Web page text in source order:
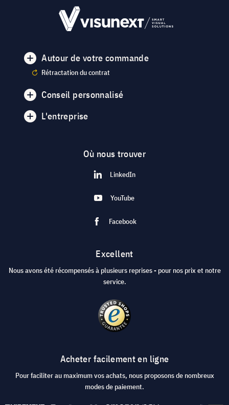
Autour de votre commande
Rétractation du contrat
Conseil personnalisé
L'entreprise
Où nous trouver
LinkedIn
YouTube
Facebook
Excellent
Nous avons été récompensés à plusieurs reprises - pour nos prix et notre
service.
Acheter facilement en ligne
Pour faciliter au maximum vos achats, nous proposons de nombreux
modes de paiement.